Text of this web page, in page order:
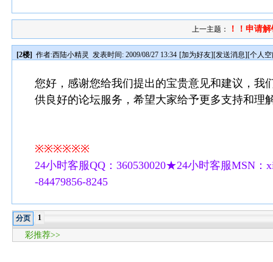
上一主题： ！！申请
[2楼] 作者:西陆小精灵 发表时间: 2009/08/27 13:34 [加为好友][发送消息][个人
您好，感谢您给我们提出的宝贵意见和建议，我
供良好的论坛服务，希望大家给予更多支持和理
※※※※※※
24小时客服QQ：360530020★24小时客服MSN
-84479856-8245
分页 1
彩推荐>>